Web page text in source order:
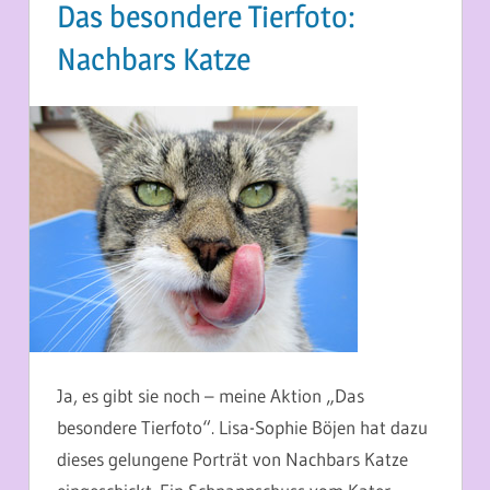
Das besondere Tierfoto:
Nachbars Katze
Ja, es gibt sie noch – meine Aktion „Das
besondere Tierfoto“. Lisa-Sophie Böjen hat dazu
dieses gelungene Porträt von Nachbars Katze